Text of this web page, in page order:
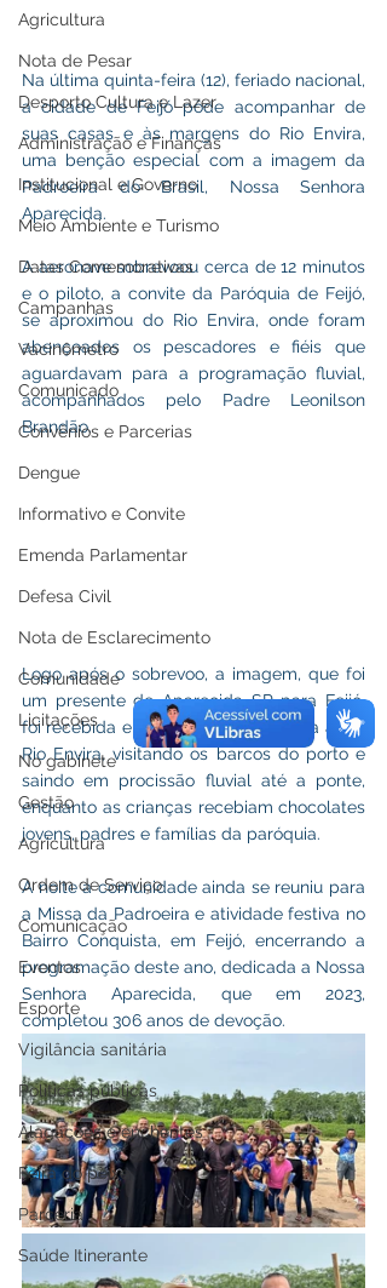
Agricultura
Nota de Pesar
Desporto Cultura e Lazer
Administração e Finanças
Institucional e Governo
Meio Ambiente e Turismo
Datas Comemorativas
Campanhas
Vacinômetro
Comunicado
Convênios e Parcerias
Dengue
Informativo e Convite
Emenda Parlamentar
Defesa Civil
Nota de Esclarecimento
Comunidade
Licitações
No gabinete
Gestão
Agricultura
Ordem de Serviço
Comunicação
Eventos
Esporte
Vigilância sanitária
Políticas públicas
Alagações e enchentes
Feira do peixe
Parceria
Saúde Itinerante
Na última quinta-feira (12), feriado nacional,
a cidade de Feijó pôde acompanhar de
suas casas e às margens do Rio Envira,
uma benção especial com a imagem da
Padroeira do Brasil, Nossa Senhora
Aparecida.
A aeronave sobrevoou cerca de 12 minutos
e o piloto, a convite da Paróquia de Feijó,
se aproximou do Rio Envira, onde foram
abençoados os pescadores e fiéis que
aguardavam para a programação fluvial,
acompanhados pelo Padre Leonilson
Brandão.
Logo após o sobrevoo, a imagem, que foi
um presente de Aparecida SP para Feijó,
foi recebida em solo e acompanhada até o
Rio Envira, visitando os barcos do porto e
saindo em procissão fluvial até a ponte,
enquanto as crianças recebiam chocolates
jovens, padres e famílias da paróquia.
A noite a comunidade ainda se reuniu para
a Missa da Padroeira e atividade festiva no
Bairro Conquista, em Feijó, encerrando a
programação deste ano, dedicada a Nossa
Senhora Aparecida, que em 2023,
completou 306 anos de devoção.